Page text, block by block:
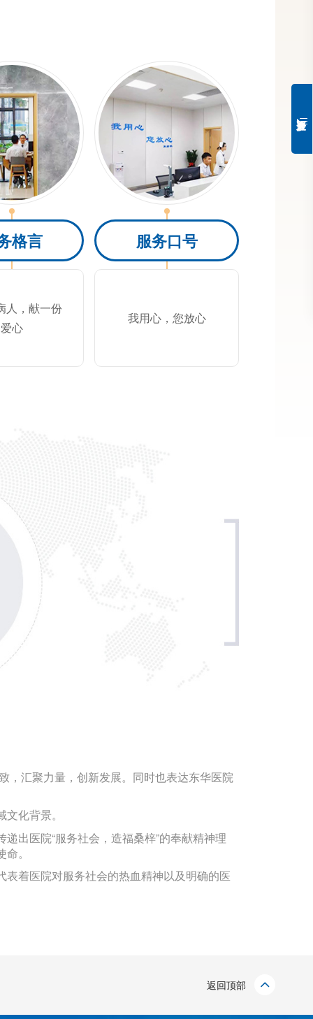
格言
人，献一份
爱心
服务口号
我用心，您放心
，汇聚力量，创新发展。同时也表达东华医院
化背景。
出医院“服务社会，造福桑梓”的奉献精神理
。
着医院对服务社会的热血精神以及明确的医
返回顶部